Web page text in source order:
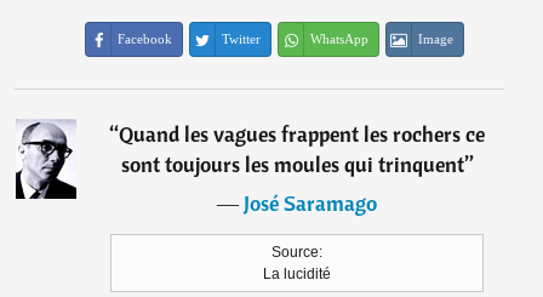
Facebook Twitter WhatsApp Image
“Quand les vagues frappent les rochers ce
sont toujours les moules qui trinquent”
―José Saramago
Source:
La lucidité